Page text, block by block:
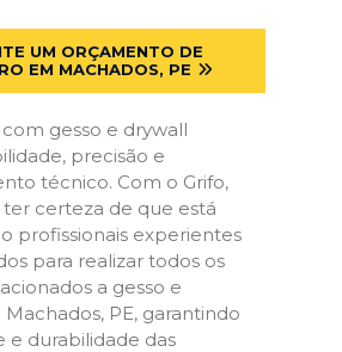
UM ORÇAMENTO DE
EM MACHADOS, PE
gesso e drywall
precisão e
técnico. Com o Grifo,
certeza de que está
profissionais experientes
para realizar todos os
a gesso e
PE, garantindo
e durabilidade das